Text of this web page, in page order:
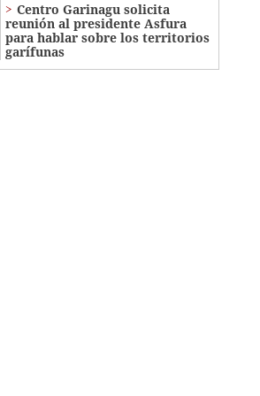
Centro Garinagu solicita
reunión al presidente Asfura
para hablar sobre los territorios
garífunas